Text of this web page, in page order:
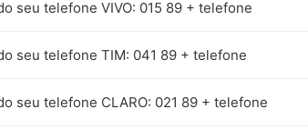
seu telefone VIVO: 015 89 + telefone
seu telefone TIM: 041 89 + telefone
seu telefone CLARO: 021 89 + telefone